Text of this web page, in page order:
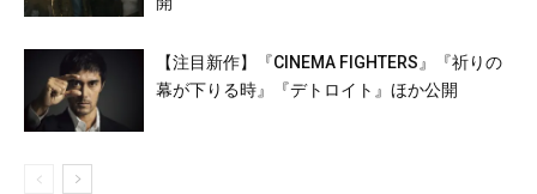
【注目新作】『CINEMA FIGHTERS』『祈りの
幕が下りる時』『デトロイト』ほか公開